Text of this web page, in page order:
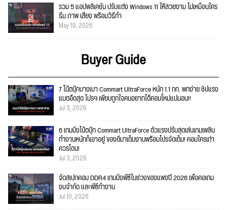
รวม 5 แอปพลิเคชัน ปรับแต่ง Windows 11 ให้สวยงาม ไม่เหมือนใคร
ธีม ภาพ เสียง พร้อมวิธีทำ
May 19, 2026
Buyer Guide
7 โน้ตบุ๊กบางเบา Commart UltraForce หนัก 1.1 กก. พกง่าย ชิปแรง
แบตอึดสุด โปรฯ เพียบถูกใจคนอยากได้คอมใ่หม่แน่นอน!!
Jul 3, 2026
6 เกมมิ่งโน้ตบุ๊ก Commart UltraForce ตัวแรงปรับสุดเล่นเกมเพลิน
ทำงานหนักก็เอาอยู่ ของดีมาเต็มงานพร้อมโปรจัดเต็ม! คอมใครเก่า
ควรโดน!
Jul 3, 2026
จัดสเปกคอม DDR4 เกมมิ่งพีซีในช่วงของแพงปี 2026 เพื่อคอเกม
งบจำกัด และพีซีทำงาน
Jul 10, 2026